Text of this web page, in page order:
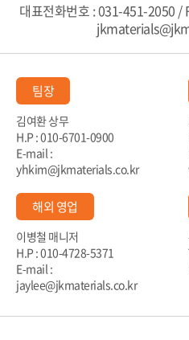
대표전화번호 : 031-451-2050 /
팀장
김여환 상무
H.P : 010-6701-0900
E-mail :
yhkim@jkmaterials.co.kr
해외 영업
이병철 매니저
H.P : 010-4728-5371
E-mail :
jaylee@jkmaterials.co.kr